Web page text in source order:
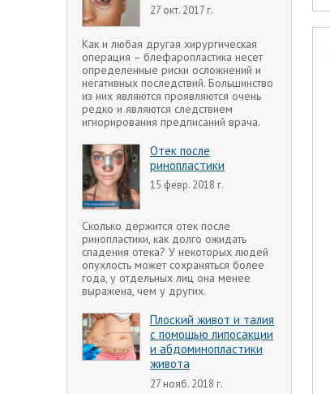
27 окт. 2017 г.
Как и любая другая хирургическая
операция – блефаропластика несет
определенные риски осложнений и
негативных последствий. Большинство
из них являются проявляются очень
редко и являются следствием
игнорирования предписаний врача.
Отек после
ринопластики
15 февр. 2018 г.
Сколько держится отек после
ринопластики, как долго ожидать
спадения отека? У некоторых людей
опухлость может сохраняться более
года, у отдельных лиц она менее
выражена, чем у других.
Плоский живот и талия
с помощью липосакции
и абдоминопластики
живота
27 нояб. 2018 г.